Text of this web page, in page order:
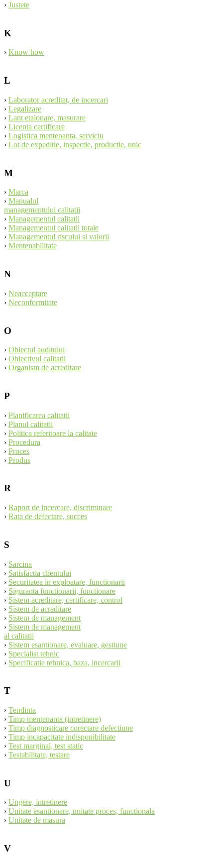
› Justete
K
› Know how
L
› Laborator acreditat, de incercari
› Legalizare
› Lant etalonare, masurare
› Licenta certificare
› Logistica mentenanta, serviciu
› Lot de expeditie, inspectie, productie, unic
M
› Marca
› Manualul
managementului calitatii
› Managementul calitatii
› Managementul calitatii totale
› Managementul riscului si valorii
› Mentenabilitate
N
› Neacceptare
› Neconformitate
O
› Obiectul auditului
› Obiectivul calitatii
› Organism de acreditare
P
› Planificarea calitatii
› Planul calitatii
› Politica referitoare la calitate
› Procedura
› Proces
› Produs
R
› Raport de incercare, discriminare
› Rata de defectare, succes
S
› Sarcina
› Satisfactia clientului
› Securitatea in exploatare, functionarii
› Siguranta functionarii, functionare
› Sistem acreditare, certificare, control
› Sistem de acreditare
› Sistem de management
› Sistem de management
al calitatii
› Sistem esantionare, evaluare, gestiune
› Specialist tehnic
› Specificatie tehnica, baza, incercarii
T
› Tendinta
› Timp mentenanta (intretinere)
› Timp diagnosticare corectare defectiune
› Timp incapacitate indisponibilitate
› Test marginal, test static
› Testabilitate, testare
U
› Ungere, intretinere
› Unitate esantionare, unitate proces, functionala
› Unitate de masura
V